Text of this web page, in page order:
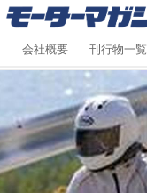
会社概要 刊行物一覧